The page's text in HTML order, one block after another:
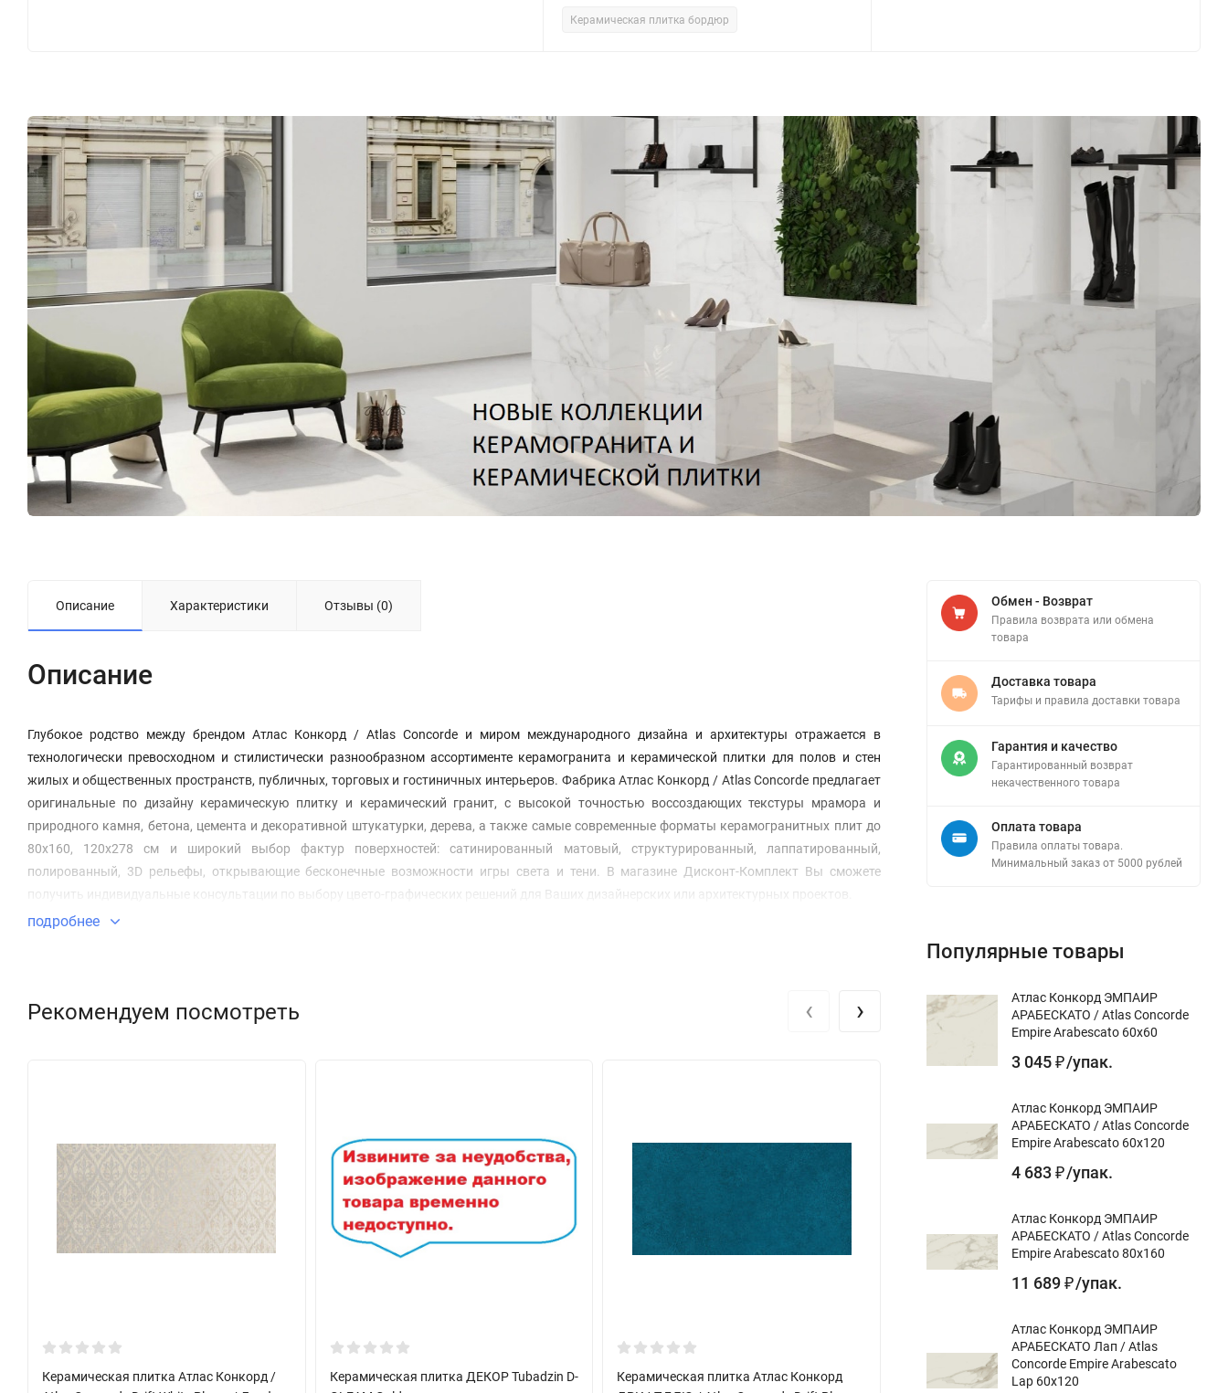
Керамическая плитка бордюр
Описание Характеристики Отзывы (0)
Описание
Глубокое родство между брендом Атлас Конкорд / Atlas Concorde и миром международного дизайна и архитектуры отражается в
технологически превосходном и стилистически разнообразном ассортименте керамогранита и керамической плитки для полов и стен
жилых и общественных пространств, публичных, торговых и гостиничных интерьеров. Фабрика Атлас Конкорд / Atlas Concorde предлагает
оригинальные по дизайну керамическую плитку и керамический гранит, с высокой точностью воссоздающих текстуры мрамора и
природного камня, бетона, цемента и декоративной штукатурки, дерева, а также самые современные форматы керамогранитных плит до
80х160, 120х278 см и широкий выбор фактур поверхностей: сатинированный матовый, структурированный, лаппатированный,
полированный, 3D рельефы, открывающие бесконечные возможности игры света и тени. В магазине Дисконт-Комплект Вы сможете
получить индивидуальные консультации по выбору цвето-графических решений для Ваших дизайнерских или архитектурных проектов.
подробнее
Рекомендуем посмотреть
Керамическая плитка Атлас Конкорд /
Керамическая плитка ДЕКОР Tubadzin D-
Керамическая плитка Атлас Конкорд
Керамическая плитка Атлас Конкорд /
‹ ›
Обмен - Возврат
Правила возврата или обмена
товара
Доставка товара
Тарифы и правила доставки товара
Гарантия и качество
Гарантированный возврат
некачественного товара
Оплата товара
Правила оплаты товара.
Минимальный заказ от 5000 рублей
Популярные товары
Атлас Конкорд ЭМПАИР
АРАБЕСКАТО / Atlas Concorde
Empire Arabescato 60x60
3 045 ₽ /упак.
Атлас Конкорд ЭМПАИР
АРАБЕСКАТО / Atlas Concorde
Empire Arabescato 60x120
4 683 ₽ /упак.
Атлас Конкорд ЭМПАИР
АРАБЕСКАТО / Atlas Concorde
Empire Arabescato 80x160
11 689 ₽ /упак.
Атлас Конкорд ЭМПАИР
АРАБЕСКАТО Лап / Atlas
Concorde Empire Arabescato
Lap 60x120